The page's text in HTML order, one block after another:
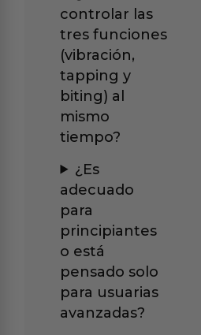
controlar las
tres funciones
(vibración,
tapping y
biting) al
mismo
tiempo?
¿Es
adecuado
para
principiantes
o está
pensado solo
para usuarias
avanzadas?